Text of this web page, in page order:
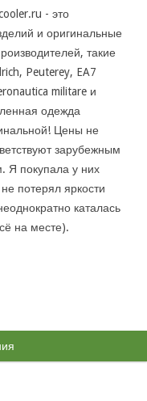
- это
и оригинальные
такие
Peuterey, EA7
militare и
одежда
Цены не
зарубежным
Я покупала у них
потерял яркости
каталась
на месте).